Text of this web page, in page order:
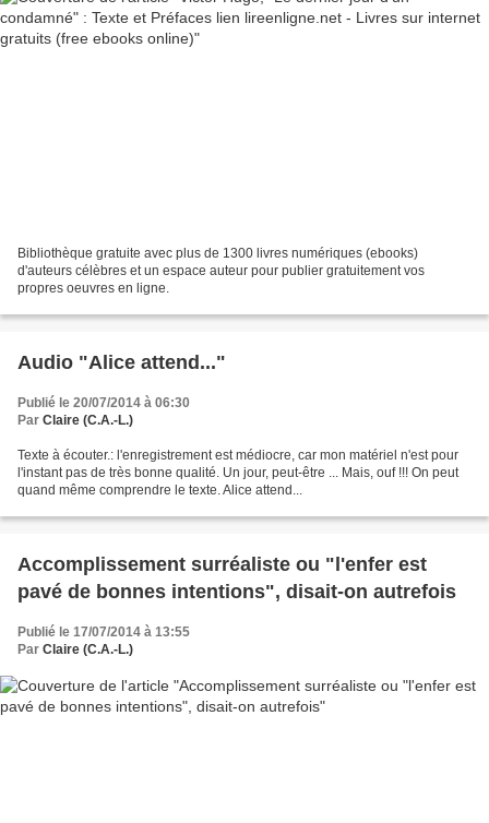
Bibliothèque gratuite avec plus de 1300 livres numériques (ebooks)
d'auteurs célèbres et un espace auteur pour publier gratuitement vos
propres oeuvres en ligne.
Audio "Alice attend..."
Publié le 20/07/2014 à 06:30
Par Claire (C.A.-L.)
Texte à écouter.: l'enregistrement est médiocre, car mon matériel n'est pour
l'instant pas de très bonne qualité. Un jour, peut-être ... Mais, ouf !!! On peut
quand même comprendre le texte. Alice attend...
Accomplissement surréaliste ou "l'enfer est
pavé de bonnes intentions", disait-on autrefois
Publié le 17/07/2014 à 13:55
Par Claire (C.A.-L.)